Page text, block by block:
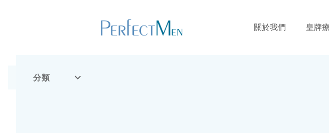
分類
關於我們 皇牌